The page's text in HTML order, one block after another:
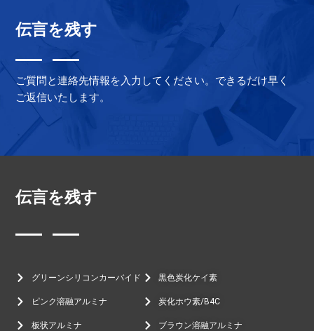
$10.00.$6.00.
伝言を残す
ご質問と連絡先情報を入力してください。できるだけ早く
ご返信いたします。
伝言を残す
グリーンシリコンカーバイド
ピンク溶融アルミナ
板状アルミナ
黒色炭化ケイ素
炭化ホウ素/B4C
ブラウン溶融アルミナ